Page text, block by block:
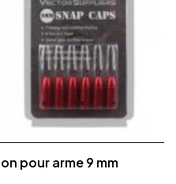
pour arme 9 mm